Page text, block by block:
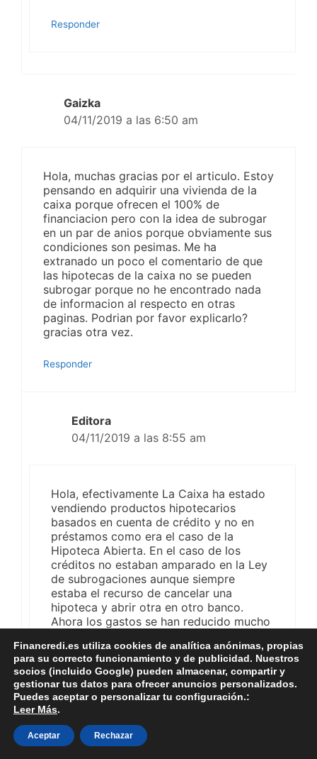
Responder
Gaizka
04/11/2019 a las 6:50 am
Hola, muchas gracias por el articulo. Estoy
pensando en adquirir una vivienda de la
caixa porque ofrecen el 100% de
financiacion pero con la idea de subrogar
en un par de anios porque obviamente sus
condiciones son pesimas. Me ha
extranado un poco el comentario de que
las hipotecas de la caixa no se pueden
subrogar porque no he encontrado nada
de informacion al respecto en otras
paginas. Podrian por favor explicarlo?
gracias otra vez.
Responder
Editora
04/11/2019 a las 8:55 am
Hola, efectivamente La Caixa ha estado
vendiendo productos hipotecarios
basados en cuenta de crédito y no en
préstamos como era el caso de la
Hipoteca Abierta. En el caso de los
créditos no estaban amparado en la Ley
de subrogaciones aunque siempre
estaba el recurso de cancelar una
hipoteca y abrir otra en otro banco.
Ahora los gastos se han reducido mucho
En estos dos enlaces se habla de este
problema: copiar y pegar en enlace en
vuestro navegador
iahorro com /
iahorradores/hipotecas/cambiar-
(un usuario lo confirma: crédito abierto
que me impedía subrogar)
Financredi.es utiliza cookies de analítica anónimas, propias
para su correcto funcionamiento y de publicidad. Nuestros
socios (incluido Google) pueden almacenar, compartir y
gestionar tus datos para ofrecer anuncios personalizados.
Puedes aceptar o personalizar tu configuración.:
Leer Más.
Aceptar Rechazar